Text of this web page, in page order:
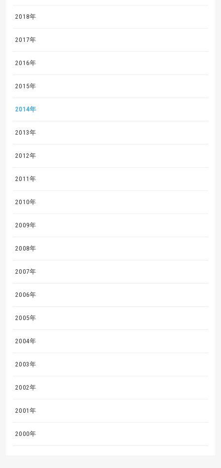
2018年
2017年
2016年
2015年
2014年
2013年
2012年
2011年
2010年
2009年
2008年
2007年
2006年
2005年
2004年
2003年
2002年
2001年
2000年